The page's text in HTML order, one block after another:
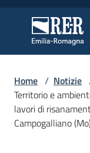
Regione
Regione
Regione
Home / Notizie
Territorio e
lavori di
Campogalliano